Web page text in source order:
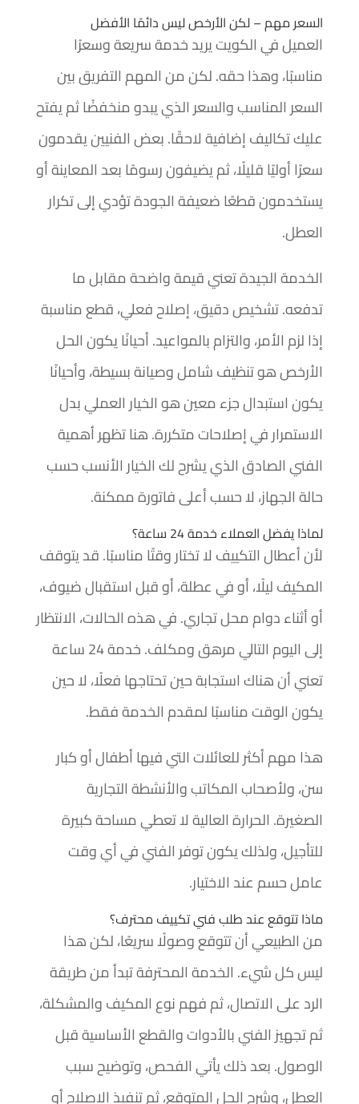
السعر مهم – لكن الأرخص ليس دائمًا الأفضل
العميل في الكويت يريد خدمة سريعة وسعرًا
مناسبًا، وهذا حقه. لكن من المهم التفريق بين
السعر المناسب والسعر الذي يبدو منخفضًا ثم يفتح
عليك تكاليف إضافية لاحقًا. بعض الفنيين يقدمون
سعرًا أوليًا قليلًا، ثم يضيفون رسومًا بعد المعاينة أو
يستخدمون قطعًا ضعيفة الجودة تؤدي إلى تكرار
العطل.
الخدمة الجيدة تعني قيمة واضحة مقابل ما
تدفعه. تشخيص دقيق، إصلاح فعلي، قطع مناسبة
إذا لزم الأمر، والتزام بالمواعيد. أحيانًا يكون الحل
الأرخص هو تنظيف شامل وصيانة بسيطة، وأحيانًا
يكون استبدال جزء معين هو الخيار العملي بدل
الاستمرار في إصلاحات متكررة. هنا تظهر أهمية
الفني الصادق الذي يشرح لك الخيار الأنسب حسب
حالة الجهاز، لا حسب أعلى فاتورة ممكنة.
لماذا يفضل العملاء خدمة 24 ساعة؟
لأن أعطال التكييف لا تختار وقتًا مناسبًا. قد يتوقف
المكيف ليلًا، أو في عطلة، أو قبل استقبال ضيوف،
أو أثناء دوام محل تجاري. في هذه الحالات، الانتظار
إلى اليوم التالي مرهق ومكلف. خدمة 24 ساعة
تعني أن هناك استجابة حين تحتاجها فعلًا، لا حين
يكون الوقت مناسبًا لمقدم الخدمة فقط.
هذا مهم أكثر للعائلات التي فيها أطفال أو كبار
سن، ولأصحاب المكاتب والأنشطة التجارية
الصغيرة. الحرارة العالية لا تعطي مساحة كبيرة
للتأجيل، ولذلك يكون توفر الفني في أي وقت
عامل حسم عند الاختيار.
ماذا تتوقع عند طلب فني تكييف محترف؟
من الطبيعي أن تتوقع وصولًا سريعًا، لكن هذا
ليس كل شيء. الخدمة المحترفة تبدأ من طريقة
الرد على الاتصال، ثم فهم نوع المكيف والمشكلة،
ثم تجهيز الفني بالأدوات والقطع الأساسية قبل
الوصول. بعد ذلك يأتي الفحص، وتوضيح سبب
العطل، وشرح الحل المتوقع، ثم تنفيذ الإصلاح أو